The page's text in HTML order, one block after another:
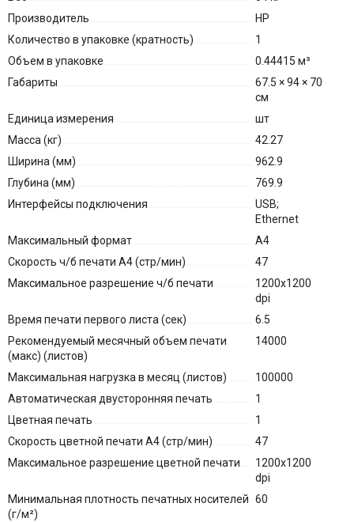
Производитель
HP
Количество в упаковке (кратность)
1
Объем в упаковке
0.44415 м³
Габариты
67.5 × 94 × 70
см
Единица измерения
шт
Масса (кг)
42.27
Ширина (мм)
962.9
Глубина (мм)
769.9
Интерфейсы подключения
USB;
Ethernet
Максимальный формат
A4
Скорость ч/б печати A4 (стр/мин)
47
Максимальное разрешение ч/б печати
1200x1200
dpi
Время печати первого листа (сек)
6.5
Рекомендуемый месячный объем печати
(макс) (листов)
14000
Максимальная нагрузка в месяц (листов)
100000
Автоматическая двусторонняя печать
1
Цветная печать
1
Скорость цветной печати A4 (стр/мин)
47
Максимальное разрешение цветной печати
1200x1200
dpi
Минимальная плотность печатных носителей
(г/м²)
60